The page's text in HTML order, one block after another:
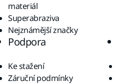
materiál
Superabraziva
Nejznámější značky
Podpora
Ke stažení
Záruční podmínky